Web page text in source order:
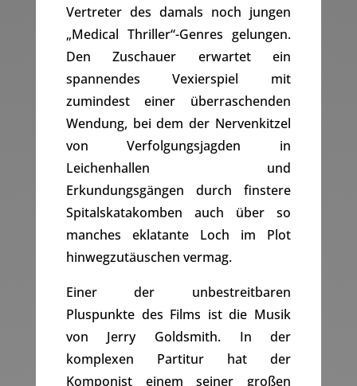
Vertreter des damals noch jungen
„Medical Thriller“-Genres gelungen.
Den Zuschauer erwartet ein
spannendes Vexierspiel mit
zumindest einer überraschenden
Wendung, bei dem der Nervenkitzel
von Verfolgungsjagden in
Leichenhallen und
Erkundungsgängen durch finstere
Spitalskatakomben auch über so
manches eklatante Loch im Plot
hinwegzutäuschen vermag.
Einer der unbestreitbaren
Pluspunkte des Films ist die Musik
von Jerry Goldsmith. In der
komplexen Partitur hat der
Komponist einem seiner großen